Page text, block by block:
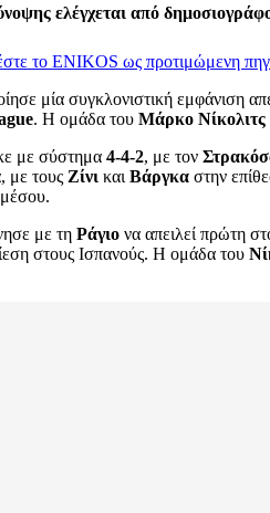
ελέγχεται από
το ENIKOS ως προτιμώμενη
μία συγκλονιστική εμφάνιση
. Η ομάδα του Μάρκο Νίκολιτς
με σύστημα 4-4-2, με τον
με τους Ζίνι και Βάργκα στην
με τη Ράγιο να απειλεί πρώτη
στους Ισπανούς. Η ομάδα του